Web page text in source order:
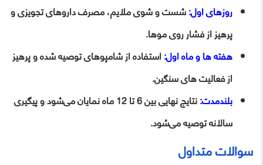
روزهای اول:شست‌ و شوی ملایم، مصرف داروهای تجویزی و
پرهیز از فشار روی موها.
هفته‌ ها و ماه اول:استفاده از شامپوهای توصیه‌ شده و پرهیز
از فعالیت‌ های سنگین.
بلندمدت:
نتایج نهایی بین 6 تا 12 ماه نمایان می‌شود و پیگیری
سالانه توصیه می‌شود.
سوالات متداول